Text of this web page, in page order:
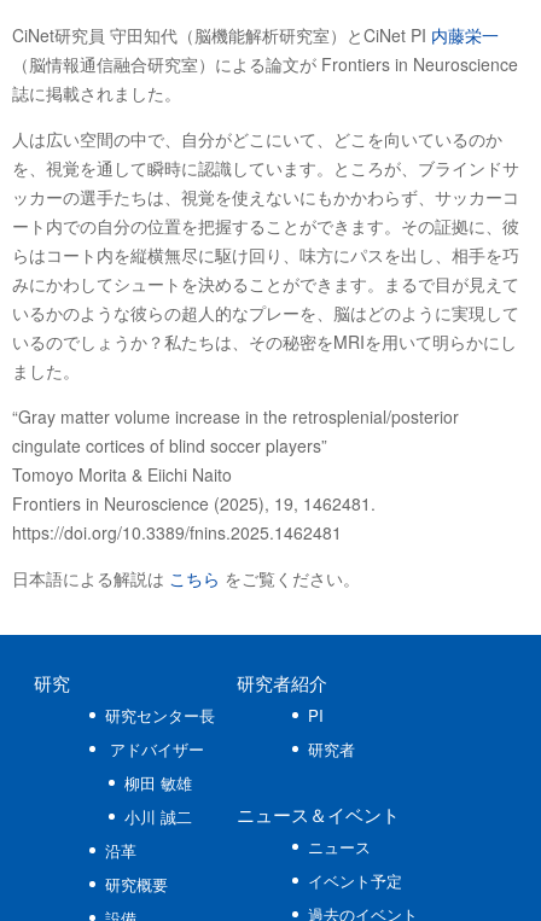
CiNet研究員 守田知代（脳機能解析研究室）とCiNet PI 内藤栄一
（脳情報通信融合研究室）による論文が Frontiers in Neuroscience
誌に掲載されました。
人は広い空間の中で、自分がどこにいて、どこを向いているのか
を、視覚を通して瞬時に認識しています。ところが、ブラインドサ
ッカーの選手たちは、視覚を使えないにもかかわらず、サッカーコ
ート内での自分の位置を把握することができます。その証拠に、彼
らはコート内を縦横無尽に駆け回り、味方にパスを出し、相手を巧
みにかわしてシュートを決めることができます。まるで目が見えて
いるかのような彼らの超人的なプレーを、脳はどのように実現して
いるのでしょうか？私たちは、その秘密をMRIを用いて明らかにし
ました。
“Gray matter volume increase in the retrosplenial/posterior
cingulate cortices of blind soccer players”
Tomoyo Morita & Eiichi Naito
Frontiers in Neuroscience (2025), 19, 1462481.
https://doi.org/10.3389/fnins.2025.1462481
日本語による解説は こちら をご覧ください。
研究
研究センター長
アドバイザー
柳田 敏雄
小川 誠二
沿革
研究概要
研究者紹介
PI
研究者
ニュース ＆イベント
ニュース
イベント予定
過去のイベント